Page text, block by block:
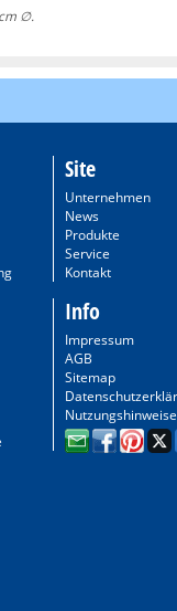
∅.
Site
Unternehmen
News
Produkte
Service
Kontakt
Info
Impressum
AGB
Sitemap
Nutzungshinweise